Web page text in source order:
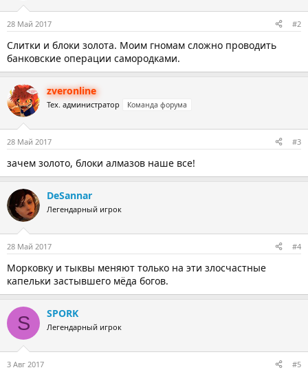
28 Май 2017 #2
Слитки и блоки золота. Моим гномам сложно проводить
банковские операции самородками.
zveronline
Тех. администратор Команда форума
28 Май 2017 #3
зачем золото, блоки алмазов наше все!
DeSannar
Легендарный игрок
28 Май 2017 #4
Морковку и тыквы меняют только на эти злосчастные
капельки застывшего мёда богов.
S SPORK
Легендарный игрок
3 Авг 2017 #5